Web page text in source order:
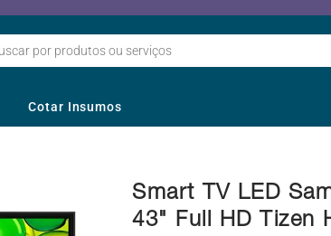
Cotar Insumos
Smart TV LED
43" Full HD Tizen